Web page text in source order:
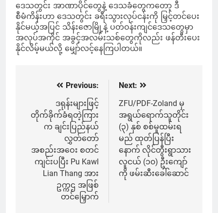
ဒေသတွင်း အာဏာပိုင်တွေနဲ့ ဒေသခံတွေကတော့ ဒီ
စီမံကိန်းဟာ ဒေသတွင်း ခရီးသွားလုပ်ငန်းကို မြှင့်တင်ပေး
နိုင်မယ့်အပြင် သိန်းဇောမြို့နဲ့ ပတ်ဝန်းကျင်ဒေသတွေမှာ
အလုပ်အကိုင် အခွင့်အလမ်းသစ်တွေကိုလည်း ဖန်တီးပေး
နိုင်လိမ့်မယ်လို့ မျှော်လင့်နေကြပါတယ်။
navigation
Previous:
ဒရုန်းများဖြင့်
တိုက်ခိုက်ခံရတဲ့ကြား
က ချင်းပြည်နယ်
လွှတ်တော်
အစည်းအဝေး စတင်
ကျင်းပပြီး Pu Kawl
Lian Thang အား
ဥက္ကဌ အဖြစ်
တင်မြှောက်
Next:
ZFU/PDF-Zoland မှ
အရွယ်ရောက်သူတိုင်း
(၃) နှစ် စစ်မှုထမ်းရ
မည် ထုတ်ပြန်ပြီး
နောက် လိုင်တွီးရွာသား
လူငယ် (၁၀) ဦးကျော်
ကို ဖမ်းဆီးခေါ်ဆောင်